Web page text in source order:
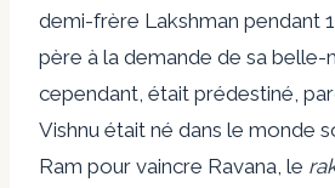
demi-frère Lakshman pendant
père à la demande de sa belle-
cependant, était prédestiné,
Vishnu était né dans le monde
Ram pour vaincre Ravana, le